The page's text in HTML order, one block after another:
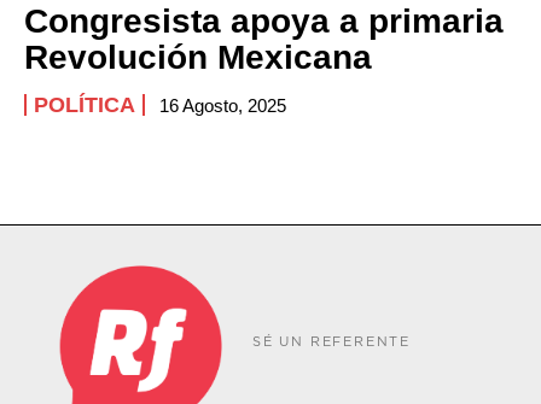
Congresista apoya a primaria
Revolución Mexicana
POLÍTICA 16 Agosto, 2025
SÉ UN REFERENTE